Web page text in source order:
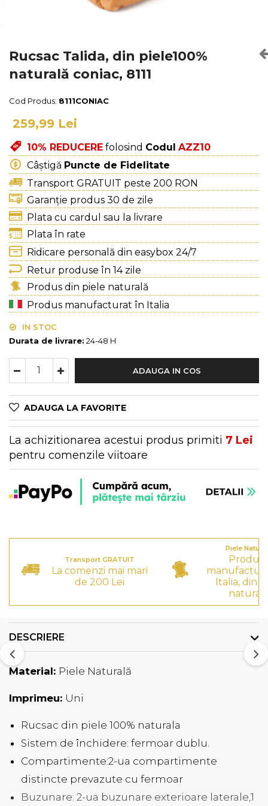
Genți Albastre
Genți Argintii
Genți Bej
Genți Bordo
Genți Cafenii
Genți Caramel
Genți Coniac
Genți Corai
Genți Crem
Genți Galbene
Genți Gri
Genți Maro
Genți Multicolore
Genți Negre
Genți Nude
Genți Portocalii
Genți Roze
Genți Roșii
Genți Taupe
Genți Turcoaz
Genți Verzi
Rucsac Talida, din piele100%
naturală coniac, 8111
Cod Produs: 8111CONIAC
259,99 Lei
10% REDUCERE folosind Codul AZZ10
Câștigă Puncte de Fidelitate
Transport GRATUIT peste 200 RON
Garanție produs 30 de zile
Plata cu cardul sau la livrare
Plata în rate
Ridicare personală din easybox 24/7
Retur produse în 14 zile
Produs din piele naturală
Produs manufacturat în Italia
IN STOC
Durata de livrare: 24-48 H
ADAUGA IN COS
ADAUGA LA FAVORITE
La achizitionarea acestui produs primiti 7 Lei
pentru comenzile viitoare
Transport GRATUIT
La comenzi mai mari
de 200 Lei
Piele
Italia, din
DESCRIERE
Material: Piele Naturală
Imprimeu: Uni
Rucsac din piele 100% naturala
Sistem de închidere: fermoar dublu.
Compartimente:2-ua compartimente
distincte prevazute cu fermoar
Buzunare: 2-ua buzunare exterioare laterale,1